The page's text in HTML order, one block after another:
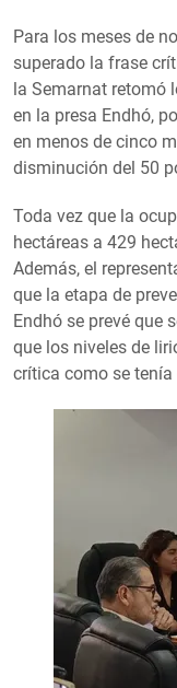
Para los meses de
superado la frase
la Semarnat retomó
en la presa Endhó,
en menos de cinco
disminución del 50
Toda vez que la
hectáreas a 429
Además, el
que la etapa de
Endhó se prevé que
que los niveles de
crítica como se tenía